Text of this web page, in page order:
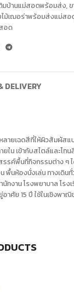
มบ้านแม่สอดพร้อมส่ง,
ไม้เฌอร่าพร้อมส่งแม่สอ
อด
DELIVERY
ลายเฉดสีที่ให้ผิวสัมผัสแ
ใน เข้ากับสไตล์และโท
รค์พื้นที่กิจกรรมต่าง ๆ
พื้นห้องนั่งเล่น ทางเดินทั่
กงาน โรงพยาบาล โรง
าศัย 15 ปี ใช้ในเชิงพา